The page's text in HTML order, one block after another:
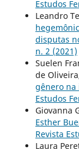
Estudos
Leandro
disputas
n. 2 (2021)
Suelen
de
gênero
Estudos
Giovanna
Esther
Revista
Laura